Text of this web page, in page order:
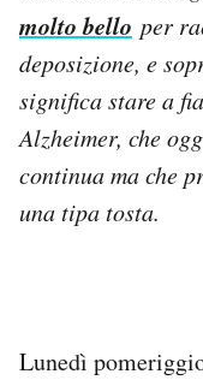
Area Personale
Notifiche mobile
Regala il Post
Hai bisogno di
Esci
molto bello per
deposizione, e
significa stare a
Alzheimer, che
continua ma che
una tipa tosta.
Lunedì